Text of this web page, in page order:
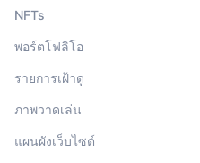
NFTs
พอร์ตโฟลิโอ
รายการเฝ้าดู
ภาพวาดเล่น
แผนผังเว็บไซต์